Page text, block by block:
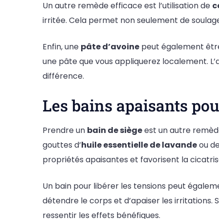
Un autre remède efficace est l’utilisation de
irritée. Cela permet non seulement de
Enfin, une pâte d’avoine peut également
une pâte que vous appliquerez localement.
différence.
Les bains apaisants
Prendre un bain de siègeest un autre
gouttes d’huile essentielle de lavandeou
propriétés apaisantes et favorisent la
Un bain pour libérer les tensions peut
détendre le corps et d’apaiser les
ressentir les effets bénéfiques.